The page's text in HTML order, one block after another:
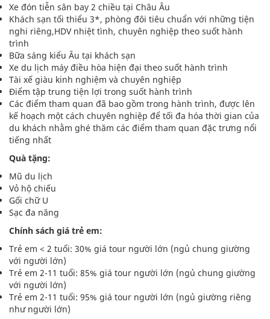
Xe đón tiễn sân bay 2 chiều tại Châu Âu
Khách sạn tối thiểu 3*, phòng đôi tiêu chuẩn với những tiện
nghi riêng,HDV nhiệt tình, chuyên nghiệp theo suốt hành
trình
Bữa sáng kiểu Âu tại khách sạn
Xe du lịch máy điều hòa hiện đại theo suốt hành trình
Tài xế giàu kinh nghiệm và chuyên nghiệp
Điểm tập trung tiện lợi trong suốt hành trình
Các điểm tham quan đã bao gồm trong hành trình, được lên
kế hoạch một cách chuyên nghiệp để tối đa hóa thời gian của
du khách nhằm ghé thăm các điểm tham quan đặc trưng nổi
tiếng nhất
Quà tặng:
Mũ du lịch
Vỏ hộ chiếu
Gối chữ U
Sạc đa năng
Chính sách giá trẻ em:
Trẻ em < 2 tuổi: 30% giá tour người lớn (ngủ chung giường
với người lớn)
Trẻ em 2-11 tuổi: 85% giá tour người lớn (ngủ chung giường
với người lớn)
Trẻ em 2-11 tuổi: 95% giá tour người lớn (ngủ giường riêng
như người lớn)